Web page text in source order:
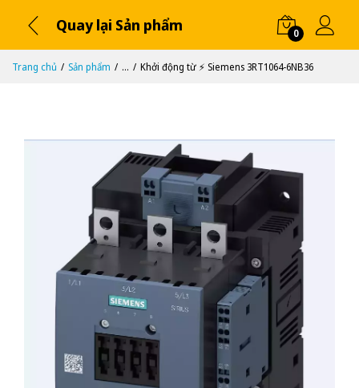
Quay lại Sản phẩm 0
Trang chủ Sản phẩm ... Khởi động từ ⚡️ Siemens 3RT1064-6NB36